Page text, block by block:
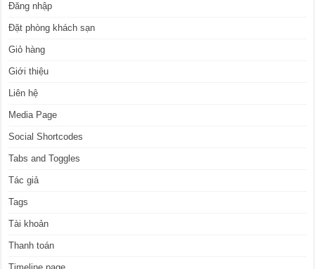
Đăng nhập
Đặt phòng khách sạn
Giỏ hàng
Giới thiệu
Liên hệ
Media Page
Social Shortcodes
Tabs and Toggles
Tác giả
Tags
Tài khoản
Thanh toán